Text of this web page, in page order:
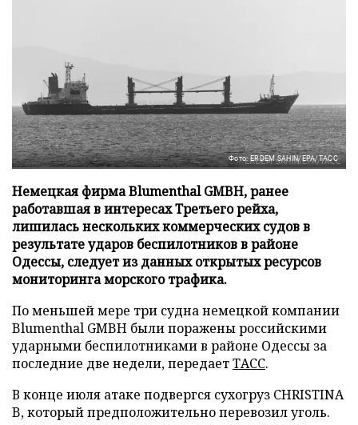
Фото: ERDEM SAHIN/EPA/ТАСС
Немецкая фирма Blumenthal GMBH, ранее
работавшая в интересах Третьего рейха,
лишилась нескольких коммерческих судов в
результате ударов беспилотников в районе
Одессы, следует из данных открытых ресурсов
мониторинга морского трафика.
По меньшей мере три судна немецкой компании
Blumenthal GMBH были поражены российскими
ударными беспилотниками в районе Одессы за
последние две недели, передаетТАСС.
В конце июля атаке подвергся сухогруз CHRISTINA
B, который предположительно перевозил уголь.